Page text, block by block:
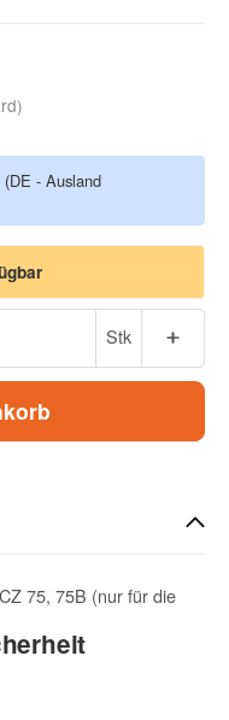
(DE - Ausland
Stk
75, 75B (nur für die